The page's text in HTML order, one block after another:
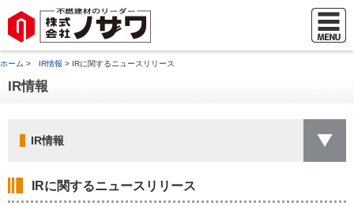
ホーム > IR情報 > IRに関するニュースリリース
IR情報
IR情報
IRに関するニュースリリース